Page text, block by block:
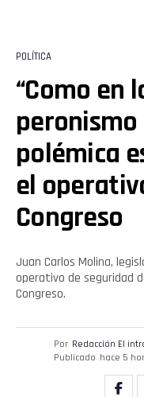
POLÍTICA
“Como en
polémica
el
Congreso
Juan Carlos Molina,
operativo de seguridad
Congreso.
Por Redacción El
Publicado hace 5